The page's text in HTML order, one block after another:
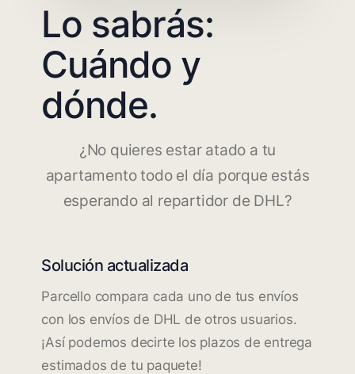
Lo sabrás:
Cuándo y
dónde.
¿No quieres estar atado a tu
apartamento todo el día porque estás
esperando al repartidor de DHL?
Solución actualizada
Parcello compara cada uno de tus envíos
con los envíos de DHL de otros usuarios.
¡Así podemos decirte los plazos de entrega
estimados de tu paquete!